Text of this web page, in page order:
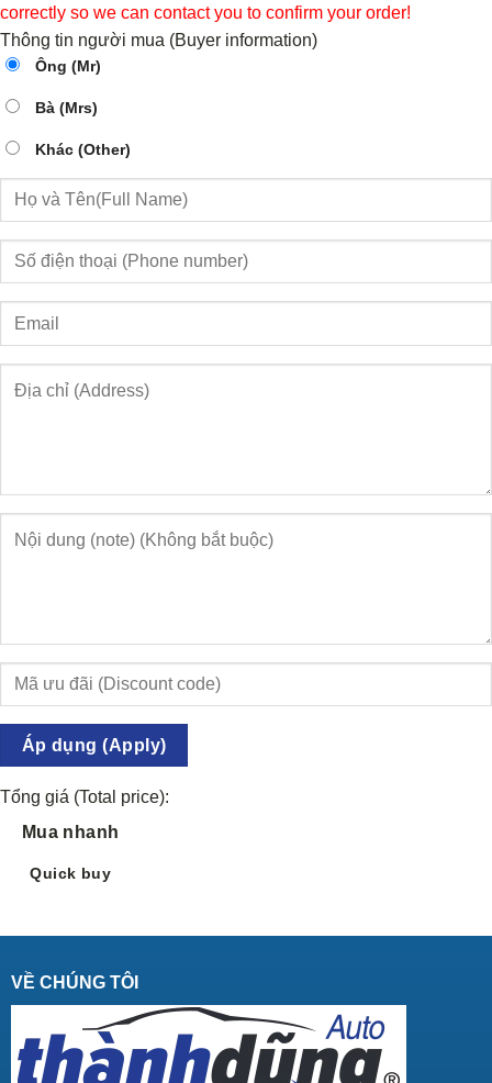
correctly so we can contact you to confirm your order!
Thông tin người mua (Buyer information)
Ông (Mr)
Bà (Mrs)
Khác (Other)
Áp dụng (Apply)
Tổng giá (Total price):
Mua nhanh
Quick buy
VỀ CHÚNG TÔI